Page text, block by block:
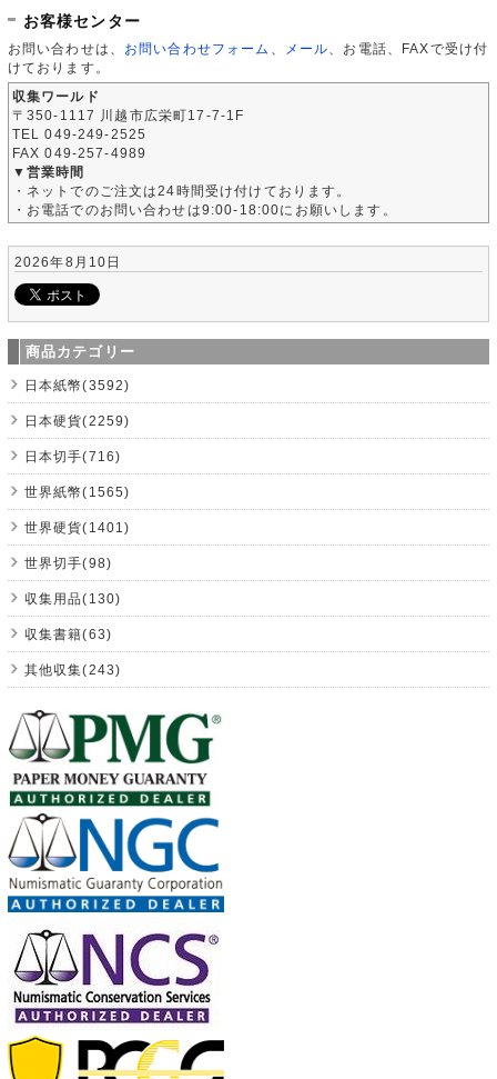
お客様センター
お問い合わせは、 お問い合わせフォーム メール 、お電話、FAXで受け付
けております。
収集ワールド
〒350-1117 川越市広栄町17-7-1F
TEL 049-249-2525
FAX 049-257-4989
▼営業時間
・ネットでのご注文は24時間受け付けております。
・お電話でのお問い合わせは9:00-18:00にお願いします。
2026年8月10日
商品カテゴリー
日本紙幣(3592)
日本硬貨(2259)
日本切手(716)
世界紙幣(1565)
世界硬貨(1401)
世界切手(98)
収集用品(130)
収集書籍(63)
其他収集(243)